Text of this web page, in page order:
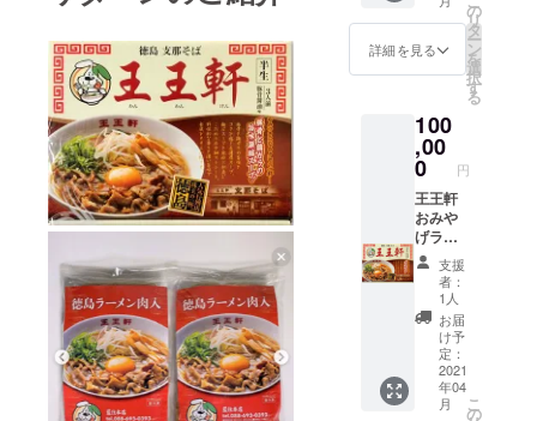
度でも
OK また
は 冷凍
ラーメ
※2つに
分けて2
か所ま
で郵送
可能
（郵送
箇所が
二か所
ある場
合は備
考欄に
住所を
ご記載
くださ
い。）
詳細を見る
の
リ
タ
ー
ン
を
選
択
す
る
100
,00
0 円
王王軒
おみや
げラー
メン20
箱＆冷
凍ラー
メン20
食※2つ
に分け
て2か所
まで郵
送可能
支援
者：
1人
お届
け予
定：
2021
年04
月
こ
の